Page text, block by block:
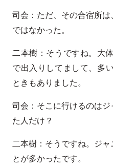
司会：ただ、その合宿所
ではなかった。
二本樹：そうですね。大
で出入りしてまして、多
ときもありました。
司会：そこに行けるのは
た人だけ？
二本樹：そうですね。ジ
とが多かったです。